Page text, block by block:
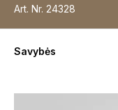
Art. Nr. 24328
Savybės